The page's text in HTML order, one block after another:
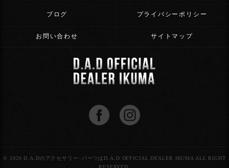
ブログ プライバシーポリシー
お問い合わせ サイトマップ
© 2026 D.A.Dのアクセサリー･パーツはD.A.D OFFICIAL DEALER IKUMA ALL RIGHT
RESERVED.